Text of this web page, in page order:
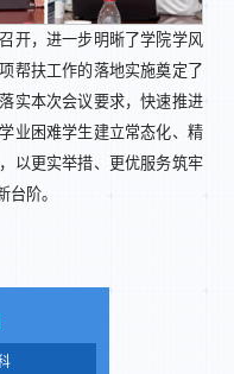
开，进一步明晰了学院学风
帮扶工作的落地实施奠定了
实本次会议要求，快速推进
业困难学生建立常态化、精
以更实举措、更优服务筑牢
阶。